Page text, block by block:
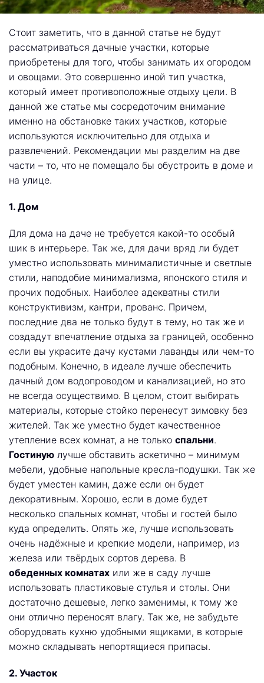
Стоит заметить, что в данной статье не будут
рассматриваться дачные участки, которые
приобретены для того, чтобы занимать их огородом
и овощами. Это совершенно иной тип участка,
который имеет противоположные отдыху цели. В
данной же статье мы сосредоточим внимание
именно на обстановке таких участков, которые
используются исключительно для отдыха и
развлечений. Рекомендации мы разделим на две
части – то, что не помещало бы обустроить в доме и
на улице.
1. Дом
Для дома на даче не требуется какой-то особый
шик в интерьере. Так же, для дачи вряд ли будет
уместно использовать минималистичные и светлые
стили, наподобие минимализма, японского стиля и
прочих подобных. Наиболее адекватны стили
конструктивизм, кантри, прованс. Причем,
последние два не только будут в тему, но так же и
создадут впечатление отдыха за границей, особенно
если вы украсите дачу кустами лаванды или чем-то
подобным. Конечно, в идеале лучше обеспечить
дачный дом водопроводом и канализацией, но это
не всегда осуществимо. В целом, стоит выбирать
материалы, которые стойко перенесут зимовку без
жителей. Так же уместно будет качественное
утепление всех комнат, а не только спальни.
Гостиную лучше обставить аскетично – минимум
мебели, удобные напольные кресла-подушки. Так же
будет уместен камин, даже если он будет
декоративным. Хорошо, если в доме будет
несколько спальных комнат, чтобы и гостей было
куда определить. Опять же, лучше использовать
очень надёжные и крепкие модели, например, из
железа или твёрдых сортов дерева. В
обеденных комнатах или же в саду лучше
использовать пластиковые стулья и столы. Они
достаточно дешевые, легко заменимы, к тому же
они отлично переносят влагу. Так же, не забудьте
оборудовать кухню удобными ящиками, в которые
можно складывать непортящиеся припасы.
2. Участок